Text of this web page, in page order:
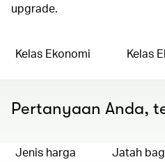
upgrade.
Kelas Ekonomi Kelas
Pertanyaan Anda,
Jenis harga Jatah